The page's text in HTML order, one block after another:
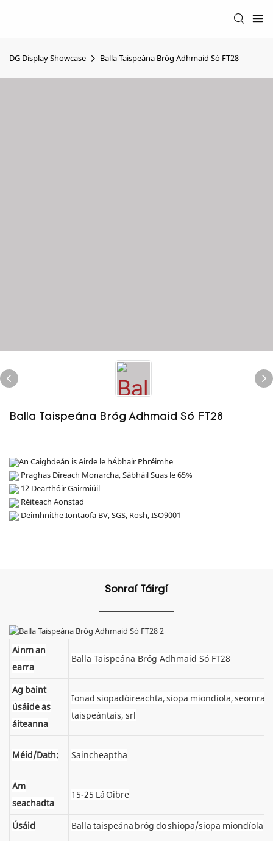
DG Display Showcase Balla Taispeána Bróg Adhmaid Só FT28
Balla Taispeána Bróg Adhmaid Só FT28
An Caighdeán is Airde le hÁbhair Phréimhe
Praghas Díreach Monarcha, Sábháil Suas le 65%
12 Dearthóir Gairmiúil
Réiteach Aonstad
Deimhnithe Iontaofa BV, SGS, Rosh, ISO9001
Sonraí Táirgí
Ainm an
earra
Balla Taispeána Bróg Adhmaid Só FT28
Ag baint
úsáide as
áiteanna
Ionad siopadóireachta, siopa miondíola, seomra
taispeántais, srl
Méid/Dath: Saincheaptha
Am
seachadta
15-25 Lá Oibre
Úsáid Balla taispeána bróg do shiopa/siopa miondíola